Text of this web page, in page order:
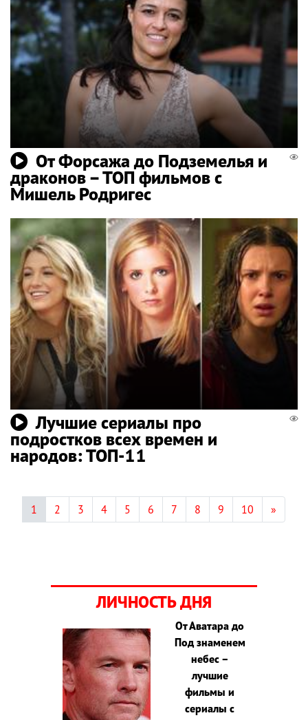
От Форсажа до Подземелья и
драконов – ТОП фильмов с
Мишель Родригес
Лучшие сериалы про
подростков всех времен и
народов: ТОП-11
1 2 3 4 5 6 7 8 9 10 »
ЛИЧНОСТЬ ДНЯ
От Аватара до
Под знаменем
небес –
лучшие
фильмы и
сериалы с